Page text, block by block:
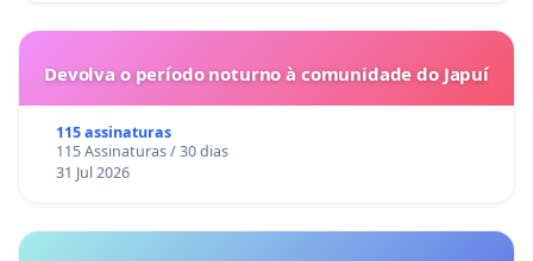
Devolva o período noturno à comunidade do Japuí
115 assinaturas
115 Assinaturas / 30 dias
31 Jul 2026